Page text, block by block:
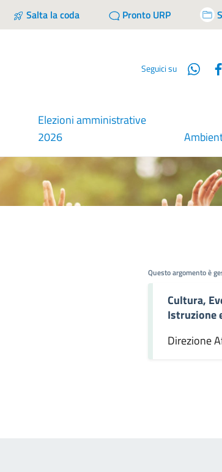
Salta la coda Pronto URP
Seguici su
Elezioni amministrative
2026
Questo argomento è
Cultura,
Istruzione
Direzione